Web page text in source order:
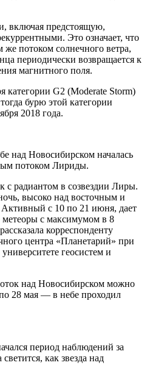
включая предстоящую,
Это означает, что
потоком солнечного ветра,
периодически возвращается к
магнитного поля.
категории G2 (Moderate Storm)
бурю этой категории
2018 года.
над Новосибирском началась
потоком Лириды.
с радиантом в созвездии Лиры.
высоко над восточным и
с 10 по 21 июня, дает
с максимумом в 8
корреспонденту
центра «Планетарий» при
геосистем и
над Новосибирском можно
28 мая — в небе проходил
период наблюдений за
как звезда над